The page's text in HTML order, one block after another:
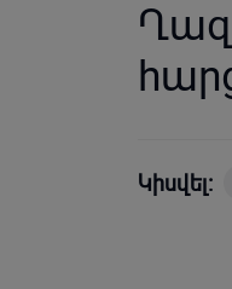
Կիսվել: